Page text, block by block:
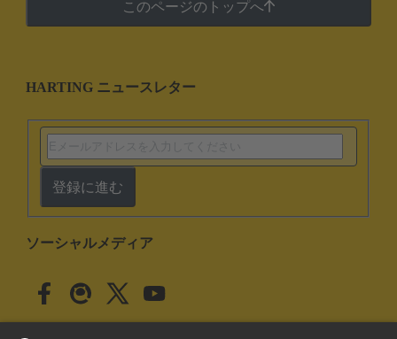
このページのトップへ
HARTING ニュースレター
登録に進む
ソーシャルメディア